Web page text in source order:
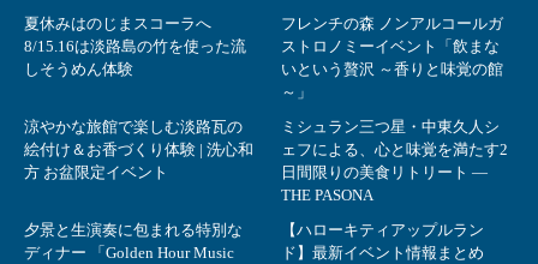
夏休みはのじまスコーラへ
8/15.16は淡路島の竹を使った流
しそうめん体験
フレンチの森 ノンアルコールガ
ストロノミーイベント「飲まな
いという贅沢 ～香りと味覚の館
～」
涼やかな旅館で楽しむ淡路瓦の
絵付け＆お香づくり体験 | 洗心和
方 お盆限定イベント
ミシュラン三つ星・中東久人シ
ェフによる、心と味覚を満たす2
日間限りの美食リトリート ―
THE PASONA
夕景と生演奏に包まれる特別な
ディナー 「Golden Hour Music
【ハローキティアップルラン
ド】最新イベント情報まとめ